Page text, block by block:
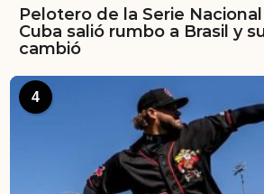
Pelotero de la Serie
Cuba salió rumbo a Brasil y
cambió
4